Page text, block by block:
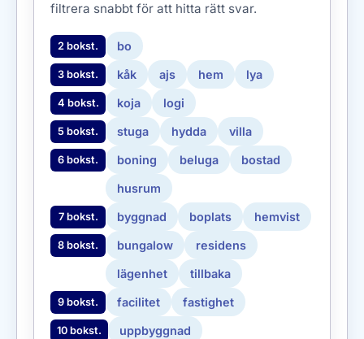
filtrera snabbt för att hitta rätt svar.
2 bokst. bo
3 bokst. kåk ajs hem lya
4 bokst. koja logi
5 bokst. stuga hydda villa
6 bokst. boning beluga bostad
husrum
7 bokst. byggnad boplats hemvist
8 bokst. bungalow residens
lägenhet tillbaka
9 bokst. facilitet fastighet
10 bokst. uppbyggnad